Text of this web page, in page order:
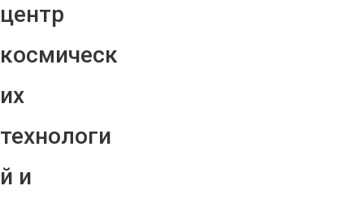
центр
космическ
их
технологи
й и